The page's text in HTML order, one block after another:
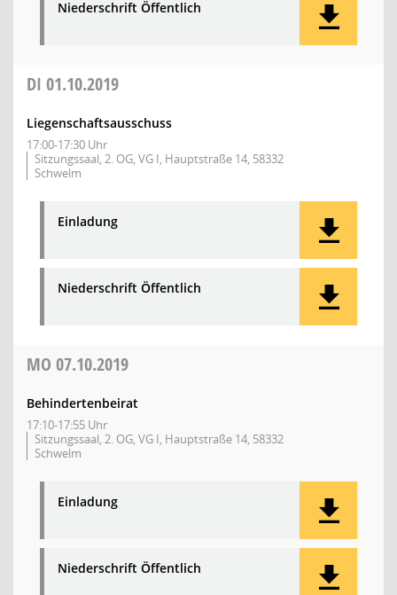
Niederschrift Öffentlich
DI 01.10.2019
Liegenschaftsausschuss
17:00-17:30 Uhr
Sitzungssaal, 2. OG, VG I, Hauptstraße 14, 58332
Schwelm
Einladung
Niederschrift Öffentlich
MO 07.10.2019
Behindertenbeirat
17:10-17:55 Uhr
Sitzungssaal, 2. OG, VG I, Hauptstraße 14, 58332
Schwelm
Einladung
Niederschrift Öffentlich